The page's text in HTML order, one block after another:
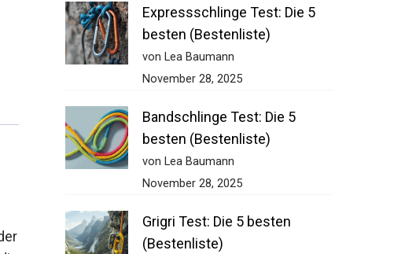
Expressschlinge Test: Die 5
besten (Bestenliste)
von Lea Baumann
November 28, 2025
Bandschlinge Test: Die 5
besten (Bestenliste)
von Lea Baumann
November 28, 2025
Grigri Test: Die 5 besten
(Bestenliste)